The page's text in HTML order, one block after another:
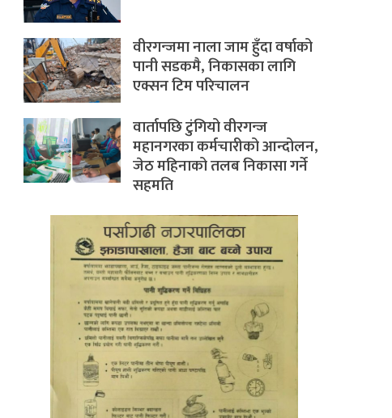
वीरगन्जमा नाला जाम हुँदा वर्षाको
पानी सडकमै, निकासका लागि
एक्सन टिम परिचालन
वार्तापछि टुंगियो वीरगन्ज
महानगरका कर्मचारीको आन्दोलन,
जेठ महिनाको तलब निकासा गर्ने
सहमति